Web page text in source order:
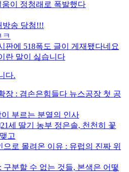
이 정청래로 폭발했다
방송 당첨!!!
ㅋ
판에 518폭도 글이 게재됐다네요
란 말이 싫습니다
다.
장 : 겸손은힘들다 뉴스공장 첫 공
부르는 분열의 인사
세 딸기 농부 정은솔, 천천히 꽃
고
으로 몰려온 이유 : 유럽의 진짜 위
구분할 수 없는 것들, 본색은 어떻